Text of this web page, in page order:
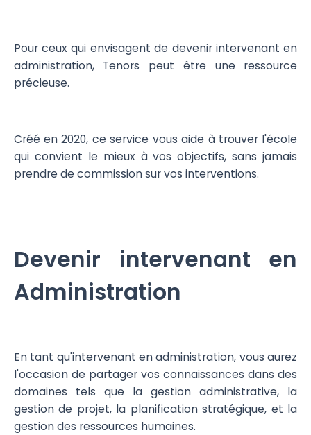
Pour ceux qui envisagent de devenir intervenant en
administration, Tenors peut être une ressource
précieuse.
Créé en 2020, ce service vous aide à trouver l'école
qui convient le mieux à vos objectifs, sans jamais
prendre de commission sur vos interventions.
Devenir intervenant en
Administration
En tant qu'intervenant en administration, vous aurez
l'occasion de partager vos connaissances dans des
domaines tels que la gestion administrative, la
gestion de projet, la planification stratégique, et la
gestion des ressources humaines.